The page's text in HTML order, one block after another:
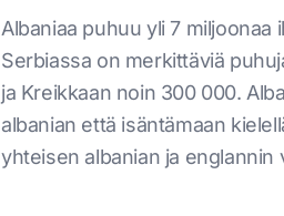
Albaniaa puhuu yli 7
Serbiassa on merkittäviä
ja Kreikkaan noin 300 000.
albanian että isäntämaan
yhteisen albanian ja englannin